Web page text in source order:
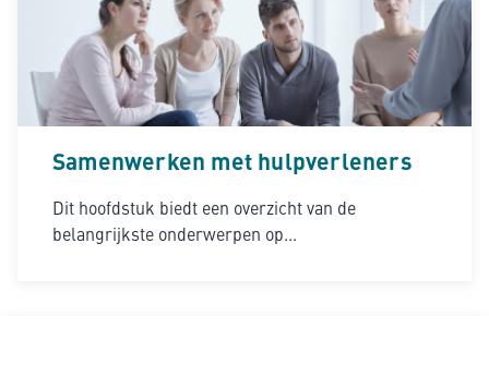
Samenwerken met hulpverleners
Dit hoofdstuk biedt een overzicht van de
belangrijkste onderwerpen op...